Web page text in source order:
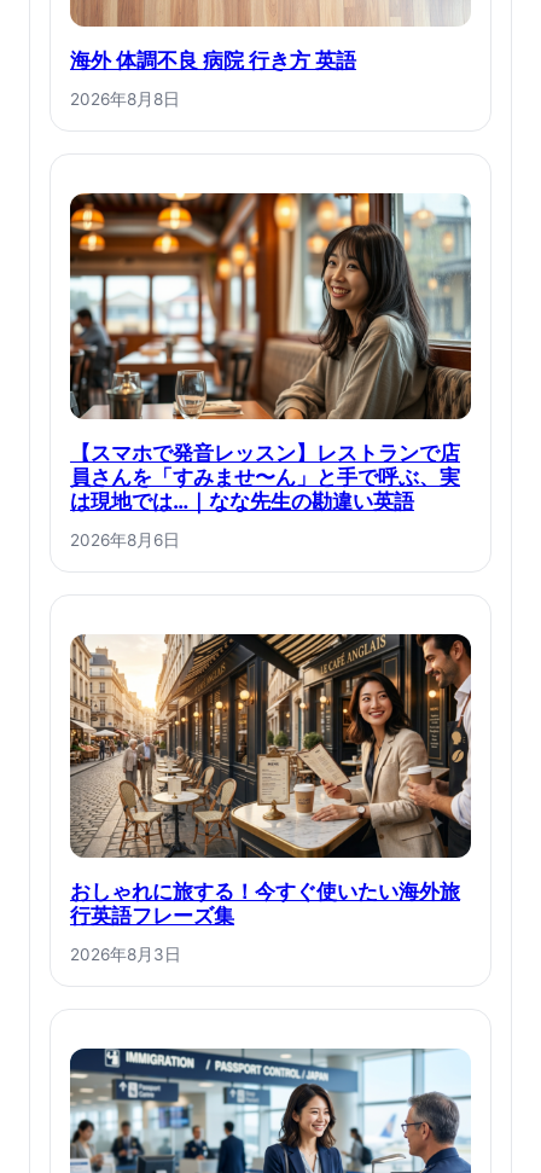
海外 体調不良 病院 行き方 英語
2026年8月8日
【スマホで発音レッスン】レストランで店
員さんを「すみませ〜ん」と手で呼ぶ、実
は現地では…｜なな先生の勘違い英語
2026年8月6日
おしゃれに旅する！今すぐ使いたい海外旅
行英語フレーズ集
2026年8月3日